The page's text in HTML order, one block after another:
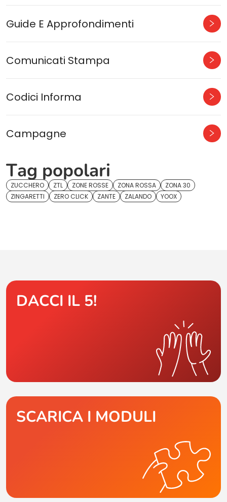
Guide E Approfondimenti
Comunicati Stampa
Codici Informa
Campagne
Tag popolari
ZUCCHERO ZTL ZONE ROSSE ZONA ROSSA
ZONA 30
ZINGARETTI
ZERO CLICK ZANTE ZALANDO YOOX
DACCI IL 5!
SCARICA I MODULI